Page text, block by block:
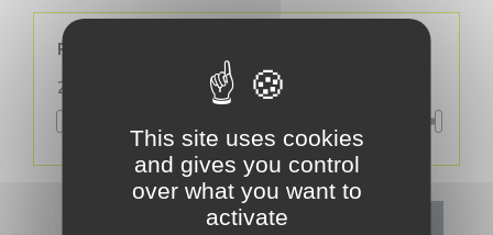
PRIX
206,00 € - 252,00 €
This site uses cookies
and gives you control
over what you want to
activate